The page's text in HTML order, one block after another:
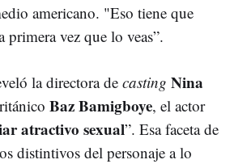
americano. "Eso tiene que
primera vez que lo veas”.
la directora de casting Nina
Baz Bamigboye, el actor
atractivo sexual”. Esa faceta de
distintivos del personaje a lo